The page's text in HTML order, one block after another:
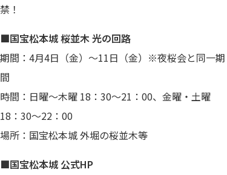
禁！
■国宝松本城 桜並木 光の回路
期間：4月4日（金）～11日（金）※夜桜会と同一期
間
時間：日曜～木曜 18：30～21：00、金曜・土曜
18：30～22：00
場所：国宝松本城 外堀の桜並木等
■国宝松本城 公式HP